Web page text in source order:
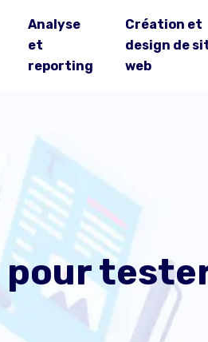
Analyse
et
reporting
Création et
design de
web